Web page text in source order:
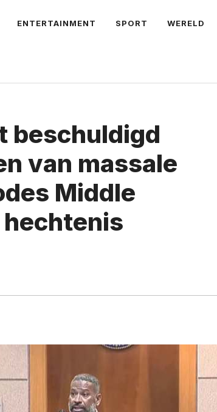
ENTERTAINMENT SPORT WERELD
beschuldigd
van massale
Middle